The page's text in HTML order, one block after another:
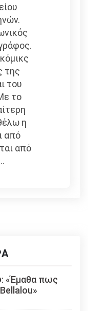
της
του
το
η
από
από
«Έμαθα πως